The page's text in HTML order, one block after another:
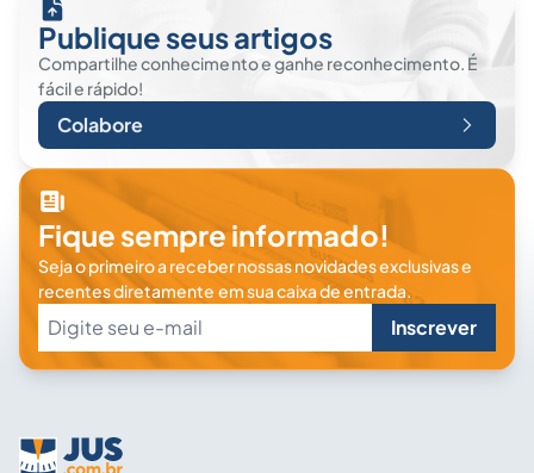
Publique seus artigos
Compartilhe conhecimento e ganhe reconhecimento. É
fácil e rápido!
Colabore
Fique sempre informado!
Seja o primeiro a receber nossas novidades exclusivas e
recentes diretamente em sua caixa de entrada.
Inscrever